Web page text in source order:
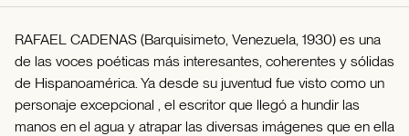
RAFAEL CADENAS (Barquisimeto, Venezuela, 1930) es una
de las voces poéticas más interesantes, coherentes y sólidas
de Hispanoamérica. Ya desde su juventud fue visto como un
personaje excepcional , el escritor que llegó a hundir las
manos en el agua y atrapar las diversas imágenes que en ella